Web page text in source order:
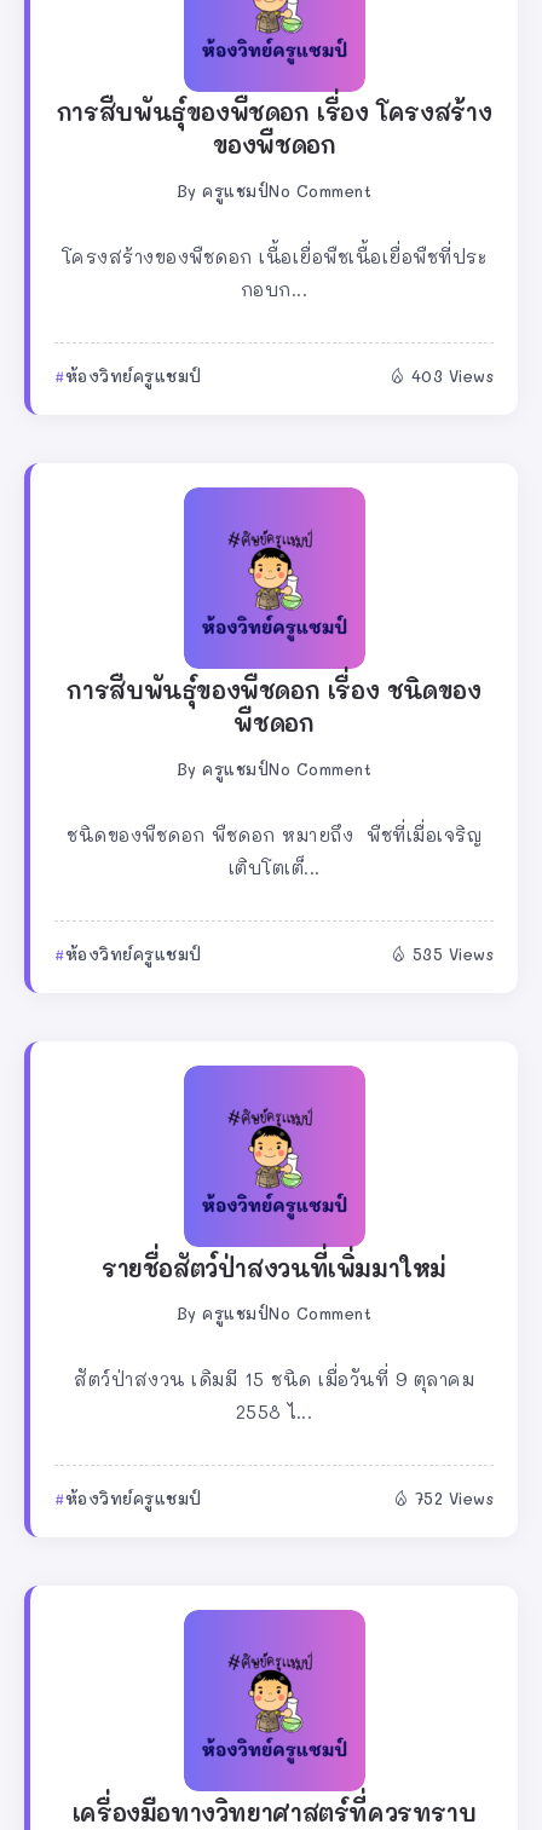
การสืบพันธุ์ของพืชดอก เรื่อง โครงสร้าง
ของพืชดอก
By ครูแชมป์No Comment
โครงสร้างของพืชดอก เนื้อเยื่อพืชเนื้อเยื่อพืชที่ประ
กอบก...
ห้องวิทย์ครูแชมป์ 403 Views
การสืบพันธุ์ของพืชดอก เรื่อง ชนิดของ
พืชดอก
By ครูแชมป์No Comment
ชนิดของพืชดอก พืชดอก หมายถึง พืชที่เมื่อเจริญ
เติบโตเต็...
ห้องวิทย์ครูแชมป์ 535 Views
รายชื่อสัตว์ป่าสงวนที่เพิ่มมาใหม่
By ครูแชมป์No Comment
สัตว์ป่าสงวน เดิมมี 15 ชนิด เมื่อวันที่ 9 ตุลาคม
2558 ไ...
ห้องวิทย์ครูแชมป์ 752 Views
เครื่องมือทางวิทยาศาสตร์ที่ควรทราบ